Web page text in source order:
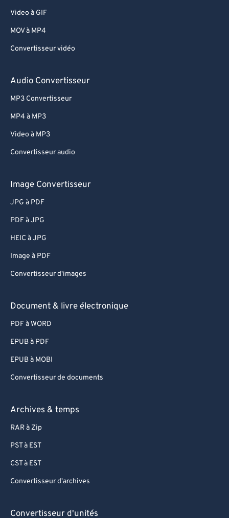
Video à GIF
MOV à MP4
Convertisseur vidéo
Audio Convertisseur
MP3 Convertisseur
MP4 à MP3
Video à MP3
Convertisseur audio
Image Convertisseur
JPG à PDF
PDF à JPG
HEIC à JPG
Image à PDF
Convertisseur d'images
Document & livre électronique
PDF à WORD
EPUB à PDF
EPUB à MOBI
Convertisseur de documents
Archives & temps
RAR à Zip
PST à EST
CST à EST
Convertisseur d'archives
Convertisseur d'unités